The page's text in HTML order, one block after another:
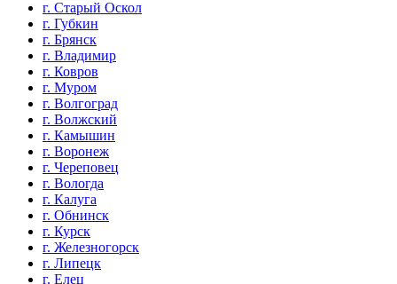
г. Старый Оскол
г. Губкин
г. Брянск
г. Владимир
г. Ковров
г. Муром
г. Волгоград
г. Волжский
г. Камышин
г. Воронеж
г. Череповец
г. Вологда
г. Калуга
г. Обнинск
г. Курск
г. Железногорск
г. Липецк
г. Елец